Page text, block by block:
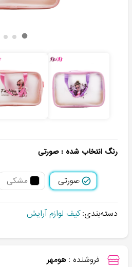
رنگ انتخاب شده :صورتی
صورتی مشکی
دسته‌بندی: کیف لوازم آرایش
فروشنده : هومهر